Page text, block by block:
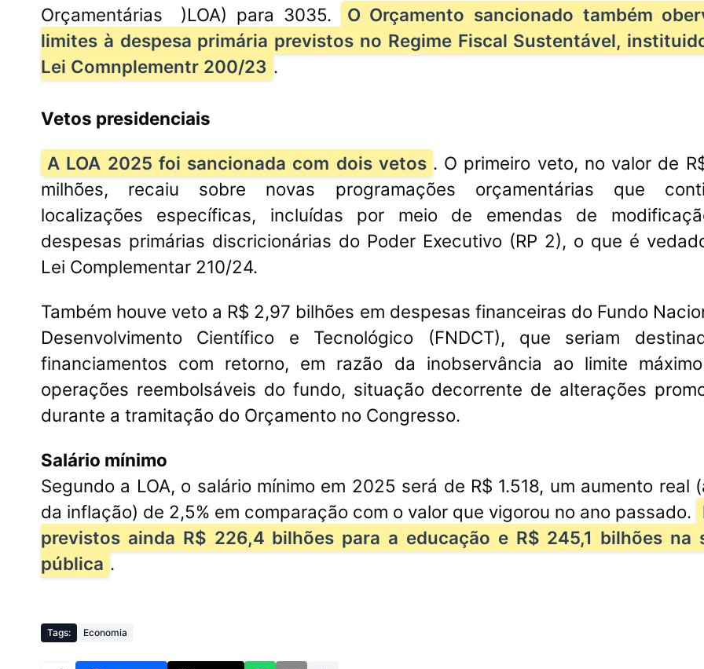
Orçamentárias )LOA) para 3035.
O Orçamento sancionado também
limites à despesa primária previstos no Regime Fiscal Sustentável,
Lei Comnplementr 200/23 .
Vetos presidenciais
A LOA 2025 foi sancionada com dois vetos . O primeiro veto, no valor de
milhões, recaiu sobre novas programações orçamentárias que
localizações específicas, incluídas por meio de emendas de
despesas primárias discricionárias do Poder Executivo (RP 2), o que é
Lei Complementar 210/24.
Também houve veto a R$ 2,97 bilhões em despesas financeiras do Fundo
Desenvolvimento Científico e Tecnológico (FNDCT), que seriam
financiamentos com retorno, em razão da inobservância ao limite
operações reembolsáveis do fundo, situação decorrente de alterações
durante a tramitação do Orçamento no Congresso.
Salário mínimo
Segundo a LOA, o salário mínimo em 2025 será de R$ 1.518, um aumento real
da inflação) de 2,5% em comparação com o valor que vigorou no ano passado.
previstos ainda R$ 226,4 bilhões para a educação e R$ 245,1 bilhões na
pública .
Tags: Economia
Novo aciona Conselho de Ética
no Senado para investigar
Jaques Wagner
Alfredo Gaspar,
do INSS, como vice
à Presidência